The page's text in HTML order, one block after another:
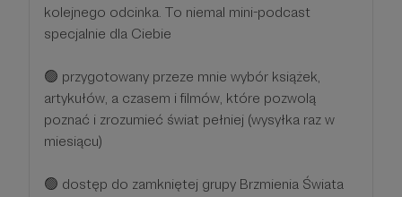
kolejnego odcinka. To niemal mini-podcast
specjalnie dla Ciebie
🟢 przygotowany przeze mnie wybór książek,
artykułów, a czasem i filmów, które pozwolą
poznać i zrozumieć świat pełniej (wysyłka raz w
miesiącu)
🟢 dostęp do zamkniętej grupy Brzmienia Świata